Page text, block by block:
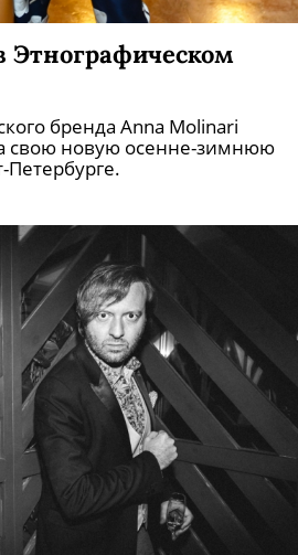
Этнографическом
бренда Anna Molinari
свою новую осенне-зимнюю